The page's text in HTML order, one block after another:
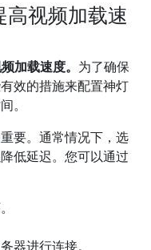
高视频加载速
加载速度。 为了确保
效的措施来配置神灯
。
要。通常情况下，选
低延迟。您可以通过
器进行连接。